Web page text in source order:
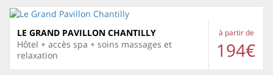
LE GRAND PAVILLON CHANTILLY
Hôtel + accès spa + soins massages et
relaxation
à partir de
194€